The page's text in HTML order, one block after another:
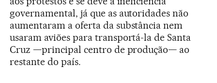
governamental, já que as autoridades não
aumentaram a oferta da substância nem
usaram aviões para transportá-la de Santa
Cruz —principal centro de produção— ao
restante do país.